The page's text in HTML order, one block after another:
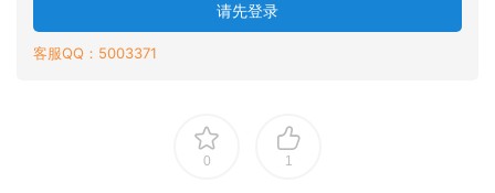
请先登录
客服QQ：5003371
0 1